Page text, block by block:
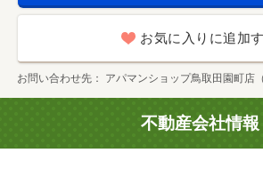
お気に入りに追加
お問い合わせ先 アパマンショップ鳥取田園町店
不動産会社情報